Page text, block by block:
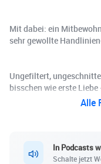
Mit dabei: ein
sehr gewollte
Ungefiltert,
bisschen wie erste
Alle
In Podcasts
Schalte jetzt